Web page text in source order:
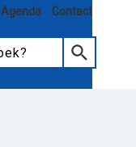
Agenda Contact